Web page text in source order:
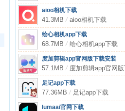
aioo相机下载
41.3MB/ aioo相机下载
绘心相机app下载
68.7MB/ 绘心相机app下载
度加剪辑app官网版下载安装
57.1MB/ 度加剪辑app官网版
足记app下载
77.36MB/ 足记app下载
lumaai官网下载